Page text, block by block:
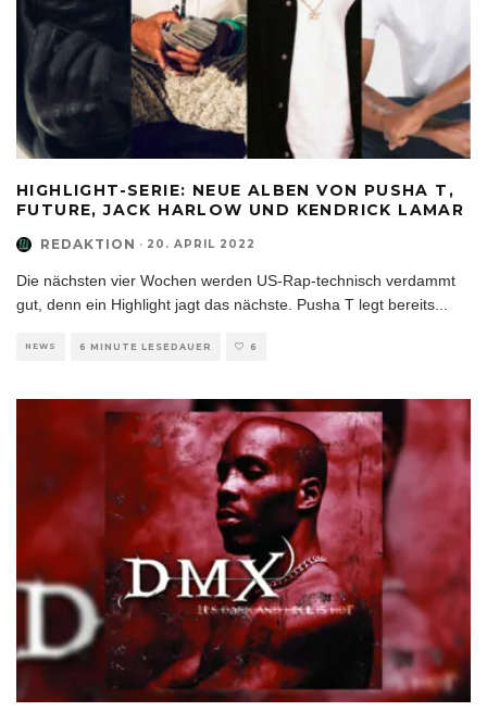
HIGHLIGHT-SERIE: NEUE ALBEN VON PUSHA T,
FUTURE, JACK HARLOW UND KENDRICK LAMAR
REDAKTION · 20. APRIL 2022
Die nächsten vier Wochen werden US-Rap-technisch verdammt
gut, denn ein Highlight jagt das nächste. Pusha T legt bereits...
NEWS 6 MINUTE LESEDAUER 6